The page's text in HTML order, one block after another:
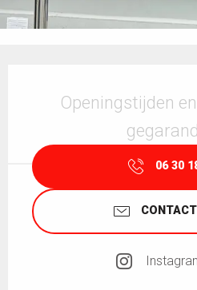
Openingstijden
06 30